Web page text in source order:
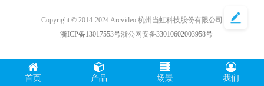
Copyright © 2014-2024 Arcvideo 杭州当虹科技股份有限公司
浙ICP备13017553号浙公网安备33010602003958号
首页 产品 场景 我们